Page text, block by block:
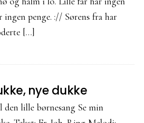
penge. :// Sørens fra har
[…]
nye dukke
lille børnesang Se min